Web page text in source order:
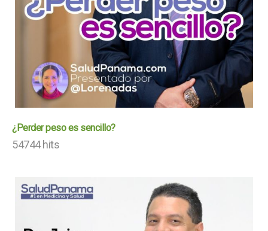
¿Perder peso es sencillo?
54744 hits